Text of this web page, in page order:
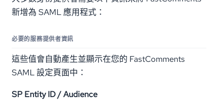
新增為 SAML 應用程式：
必要的服務提供者資訊
這些值會自動產生並顯示在您的 FastComments
SAML 設定頁面中：
SP Entity ID / Audience